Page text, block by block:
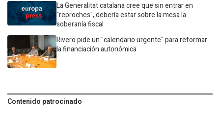
La Generalitat catalana cree que sin entrar en
"reproches", debería estar sobre la mesa la
soberanía fiscal
Rivero pide un "calendario urgente" para reformar
la financiación autonómica
Contenido patrocinado